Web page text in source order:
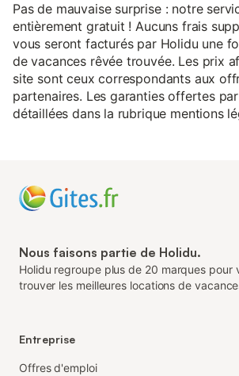
Pas de mauvaise surprise : notre
entièrement gratuit ! Aucuns frais
vous seront facturés par Holidu une
de vacances rêvée trouvée. Les prix
site sont ceux correspondants aux
partenaires. Les garanties offertes
détaillées dans la rubrique mentions
Nous faisons partie de Holidu.
Holidu regroupe plus de 20 marques pour
trouver les meilleures locations de
Entreprise
Offres d'emploi